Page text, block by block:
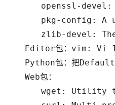
openssl-devel: The
pkg-config: A
zlib-devel: The
Editor包：vim: Vi
Python包：把Default
Web包：
wget: Utility to